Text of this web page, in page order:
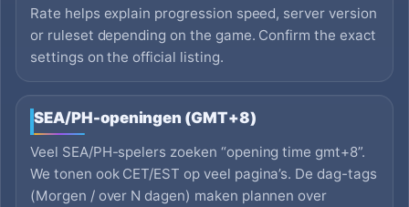
Rate helps explain progression speed, server version
or ruleset depending on the game. Confirm the exact
settings on the official listing.
SEA/PH-openingen (GMT+8)
Veel SEA/PH-spelers zoeken “opening time gmt+8”.
We tonen ook CET/EST op veel pagina’s. De dag-tags
(Morgen / over N dagen) maken plannen over